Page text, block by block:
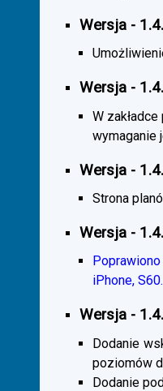
Wersja -
Wersja -
W
wymaganie
Wersja -
Strona
Wersja -
iPhone, S60.
Wersja -
Dodanie
poziomów
Dodanie